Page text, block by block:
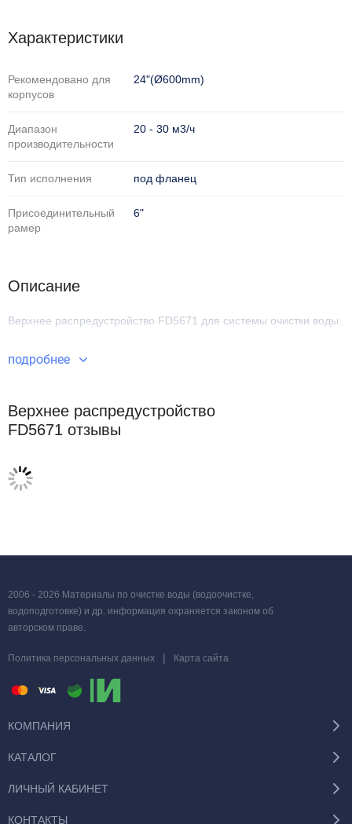
Характеристики
Рекомендовано для
корпусов
24"(Ø600mm)
Диапазон
производительности
20 - 30 м3/ч
Тип исполнения под фланец
Присоединительный
рамер
6"
Описание
Верхнее распредустройство FD5671 для системы очистки воды.
подробнее
Верхнее распредустройство
FD5671 отзывы
2006 - 2026 Материалы по очистке воды (водоочистке,
водоподготовке) и др. информация охраняется законом об
авторском праве.
Политика персональных данных | Карта сайта
КОМПАНИЯ
КАТАЛОГ
ЛИЧНЫЙ КАБИНЕТ
КОНТАКТЫ